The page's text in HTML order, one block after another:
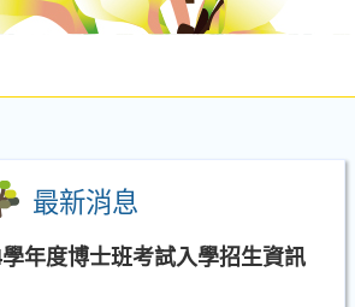
最新消息
年度博士班考試入學招生資訊